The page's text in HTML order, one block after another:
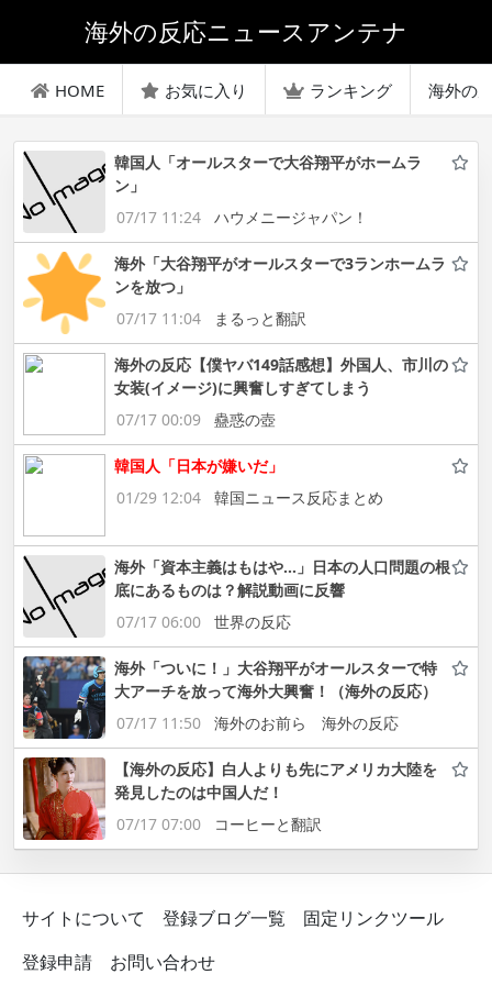
海外の反応ニュースアンテナ
HOME お気に入り ランキング 海外の
韓国人「オールスターで大谷翔平がホームラ
ン」
07/17 11:24
ハウメニージャパン！
海外「大谷翔平がオールスターで3ランホームラ
ンを放つ」
07/17 11:04
まるっと翻訳
海外の反応【僕ヤバ149話感想】外国人、市川の
女装(イメージ)に興奮しすぎてしまう
07/17 00:09
蠱惑の壺
韓国人「日本が嫌いだ」
01/29 12:04
韓国ニュース反応まとめ
海外「資本主義はもはや…」日本の人口問題の根
底にあるものは？解説動画に反響
07/17 06:00
世界の反応
海外「ついに！」大谷翔平がオールスターで特
大アーチを放って海外大興奮！（海外の反応）
07/17 11:50
海外のお前ら 海外の反応
【海外の反応】白人よりも先にアメリカ大陸を
発見したのは中国人だ！
07/17 07:00
コーヒーと翻訳
サイトについて 登録ブログ一覧
固定リンクツール
登録申請
お問い合わせ